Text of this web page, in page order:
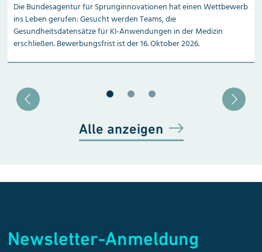
Die Bundesagentur für Sprunginnovationen hat einen Wettbewerb
ins Leben gerufen: Gesucht werden Teams, die
Gesundheitsdatensätze für KI-Anwendungen in der Medizin
erschließen. Bewerbungsfrist ist der 16. Oktober 2026.
Alle anzeigen
Newsletter-Anmeldung